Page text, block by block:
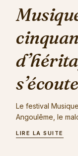
Le festival
Angoulême, le
LIRE LA SUITE